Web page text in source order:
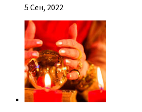
5 Сен, 2022